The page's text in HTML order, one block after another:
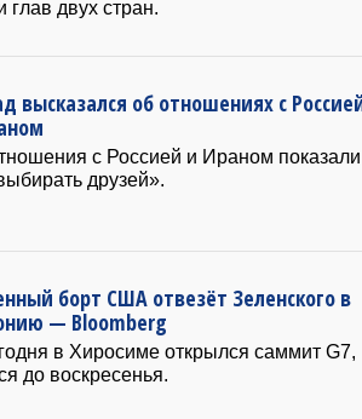
глав двух стран.
высказался об отношениях с
с Россией и Ираном
друзей».
борт США отвезёт Зеленского в
— Bloomberg
в Хиросиме открылся саммит G7,
до воскресенья.